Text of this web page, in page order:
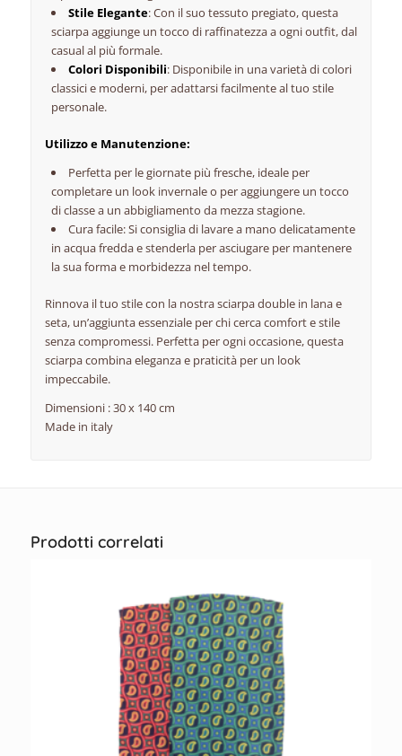
Stile Elegante: Con il suo tessuto pregiato, questa
sciarpa aggiunge un tocco di raffinatezza a ogni outfit, dal
casual al più formale.
Colori Disponibili: Disponibile in una varietà di colori
classici e moderni, per adattarsi facilmente al tuo stile
personale.
Utilizzo e Manutenzione:
Perfetta per le giornate più fresche, ideale per
completare un look invernale o per aggiungere un tocco
di classe a un abbigliamento da mezza stagione.
Cura facile: Si consiglia di lavare a mano delicatamente
in acqua fredda e stenderla per asciugare per mantenere
la sua forma e morbidezza nel tempo.
Rinnova il tuo stile con la nostra sciarpa double in lana e
seta, un’aggiunta essenziale per chi cerca comfort e stile
senza compromessi. Perfetta per ogni occasione, questa
sciarpa combina eleganza e praticità per un look
impeccabile.
Dimensioni : 30 x 140 cm
Made in italy
Prodotti correlati